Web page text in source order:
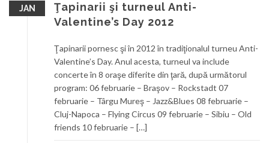
JAN
Ţapinarii şi turneul Anti-
Valentine’s Day 2012
Ţapinarii pornesc şi în 2012 în tradiţionalul turneu Anti-
Valentine’s Day. Anul acesta, turneul va include
concerte în 8 oraşe diferite din ţară, după următorul
program: 06 februarie – Braşov – Rockstadt 07
februarie – Târgu Mureş – Jazz&Blues 08 februarie –
Cluj-Napoca – Flying Circus 09 februarie – Sibiu – Old
friends 10 februarie – […]